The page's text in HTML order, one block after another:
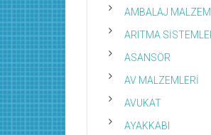
AMBALAJ
ARITMA
ASANSÖR
AV MALZEMLERİ
AVUKAT
AYAKKABI